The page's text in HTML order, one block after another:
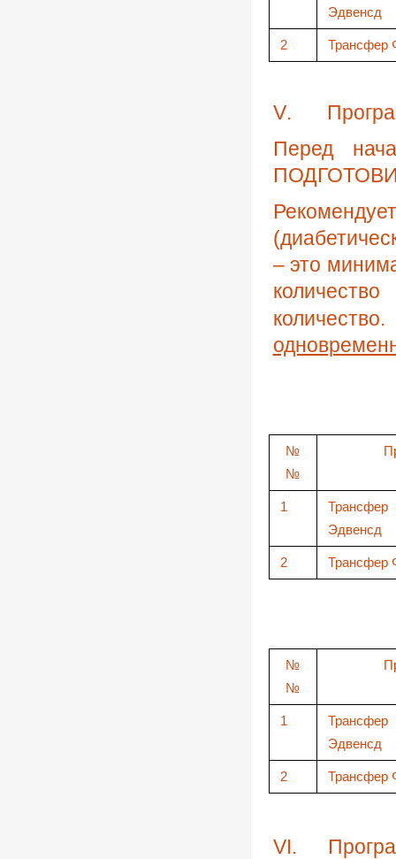
Эдвенсд
2 Трансфер
V.
Перед
– это
№
№
1
Эдвенсд
2 Трансфер
№
№
1
Эдвенсд
2 Трансфер
VI.